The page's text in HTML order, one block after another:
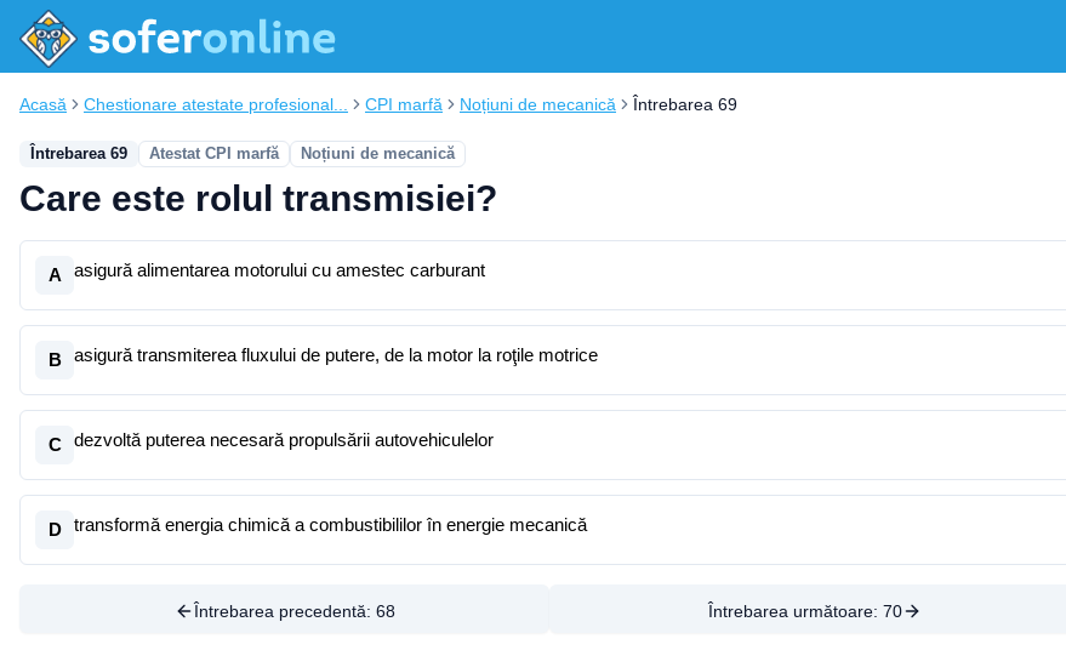
Acasă Chestionare atestate profesional... CPI marfă Noțiuni de mecanică Întrebarea 69
Întrebarea 69 Atestat CPI marfă Noțiuni de mecanică
Care este rolul transmisiei?
A asigură alimentarea motorului cu amestec carburant
B asigură transmiterea fluxului de putere, de la motor la roţile motrice
C dezvoltă puterea necesară propulsării autovehiculelor
D transformă energia chimică a combustibililor în energie mecanică
Întrebarea precedentă: 68 Întrebarea următoare: 70